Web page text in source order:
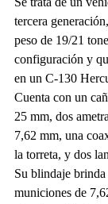
tercera
peso de 19/21
configuración y
en un C-130
Cuenta con un
25 mm, dos
7,62 mm, una
la torreta, y dos
Su blindaje
municiones de